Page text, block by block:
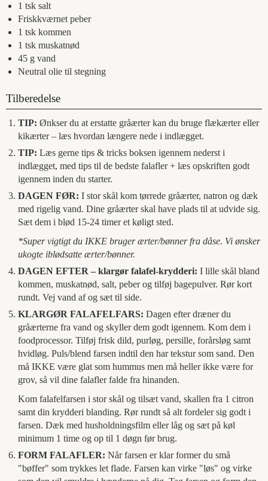
1 tsk salt
Friskkværnet peber
1 tsk kommen
1 tsk muskatnød
45 g vand
Neutral olie til stegning
Tilberedelse
TIP: Ønkser du at erstatte gråærter kan du bruge flækærter eller
kikærter – læs hvordan længere nede i indlægget.
TIP: Læs gerne tips & tricks boksen igennem nederst i
indlægget, med tips til de bedste falafler + læs opskriften godt
igennem inden du starter.
DAGEN FØR: I stor skål kom tørrede gråærter, natron og dæk
med rigelig vand. Dine gråærter skal have plads til at udvide sig.
Sæt dem i blød 15-24 timer et køligt sted.
*Super vigtigt du IKKE bruger ærter/bønner fra dåse. Vi ønsker
ukogte iblødsatte ærter/bønner.
DAGEN EFTER – klargør falafel-krydderi: I lille skål bland
kommen, muskatnød, salt, peber og tilføj bagepulver. Rør kort
rundt. Vej vand af og sæt til side.
KLARGØR FALAFELFARS: Dagen efter dræner du
gråærterne fra vand og skyller dem godt igennem. Kom dem i
foodprocessor. Tilføj frisk dild, purløg, persille, forårsløg samt
hvidløg. Puls/blend farsen indtil den har tekstur som sand. Den
må IKKE være glat som hummus men må heller ikke være for
grov, så vil dine falafler falde fra hinanden.
Kom falafelfarsen i stor skål og tilsæt vand, skallen fra 1 citron
samt din krydderi blanding. Rør rundt så alt fordeler sig godt i
farsen. Dæk med husholdningsfilm eller låg og sæt på køl
minimum 1 time og op til 1 døgn før brug.
FORM FALAFLER: Når farsen er klar former du små
"bøffer" som trykkes let flade. Farsen kan virke "løs" og virke